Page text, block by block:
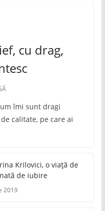
cu drag,
îmi sunt dragi
calitate, pe care ai
Krilovici, o viață de
de iubire
2019